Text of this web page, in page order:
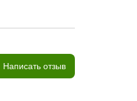
Написать отзыв